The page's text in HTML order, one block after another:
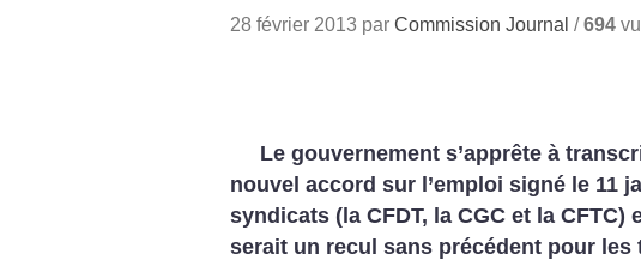
28 février 2013 par Commission Journal /694
Le gouvernement s’apprête à
nouvel accord sur l’emploi signé le 11
syndicats (la CFDT, la CGC et la CFTC)
serait un recul sans précédent pour les